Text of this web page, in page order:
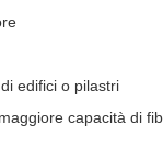
edifici o pilastri
capacità di